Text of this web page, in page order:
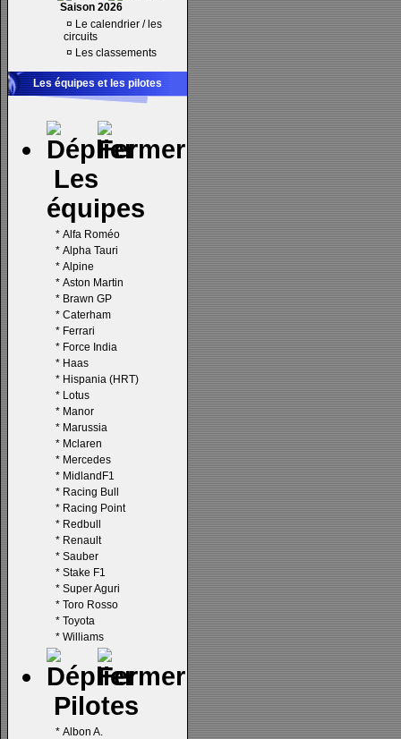
Saison 2026
¤ Le calendrier / les
circuits
¤ Les classements
Les équipes et les pilotes
Les
équipes
* Alfa Roméo
* Alpha Tauri
* Alpine
* Aston Martin
* Brawn GP
* Caterham
* Ferrari
* Force India
* Haas
* Hispania (HRT)
* Lotus
* Manor
* Marussia
* Mclaren
* Mercedes
* MidlandF1
* Racing Bull
* Racing Point
* Redbull
* Renault
* Sauber
* Stake F1
* Super Aguri
* Toro Rosso
* Toyota
* Williams
Pilotes
* Albon A.